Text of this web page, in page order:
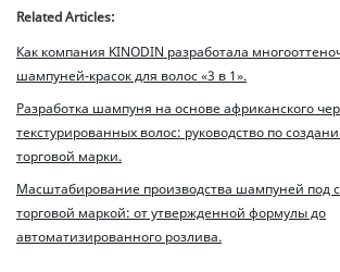
Related Articles:
Как компания KINODIN разработала
шампуней-красок для волос «3 в 1».
Разработка шампуня на основе африканского
текстурированных волос: руководство по
торговой марки.
Масштабирование производства шампуней под
торговой маркой: от утвержденной формулы до
автоматизированного розлива.